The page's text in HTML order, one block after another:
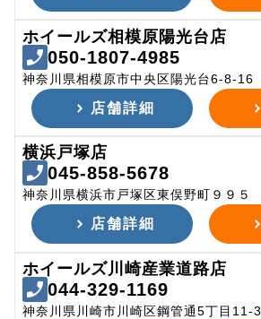
ホイールズ相模原陽光台店
050-1807-4985
神奈川県相模原市中央区陽光台6-8-16
店舗詳細
横浜戸塚店
045-858-5678
神奈川県横浜市戸塚区東俣野町９９５
店舗詳細
ホイールズ川崎産業道路店
044-329-1169
神奈川県川崎市川崎区鋼管通5丁目11-3